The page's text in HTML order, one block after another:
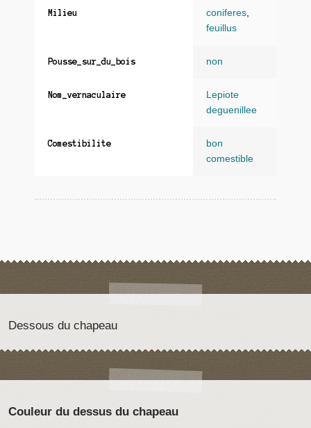
Milieu coniferes
feuillus
Pousse_sur_du_bois non
Nom_vernaculaire
Lepiote
deguenillee
Comestibilite
bon
comestible
Dessous du chapeau
Couleur du dessus du chapeau